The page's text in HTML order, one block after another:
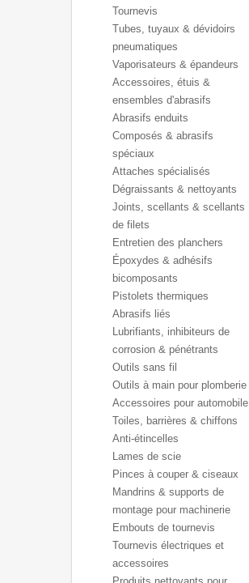
Tournevis
Tubes, tuyaux & dévidoirs
pneumatiques
Vaporisateurs & épandeurs
Accessoires, étuis &
ensembles d'abrasifs
Abrasifs enduits
Composés & abrasifs
spéciaux
Attaches spécialisés
Dégraissants & nettoyants
Joints, scellants & scellants
de filets
Entretien des planchers
Époxydes & adhésifs
bicomposants
Pistolets thermiques
Abrasifs liés
Lubrifiants, inhibiteurs de
corrosion & pénétrants
Outils sans fil
Outils à main pour plomberie
Accessoires pour automobile
Toiles, barrières & chiffons
Anti-étincelles
Lames de scie
Pinces à couper & ciseaux
Mandrins & supports de
montage pour machinerie
Embouts de tournevis
Tournevis électriques et
accessoires